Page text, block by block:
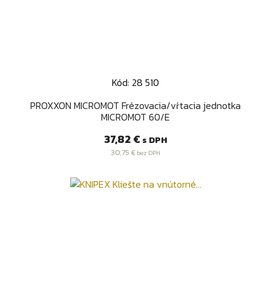
Kód: 28 510
PROXXON MICROMOT Frézovacia/vŕtacia jednotka
MICROMOT 60/E
Cena
37,82 € s DPH
30,75 € bez DPH